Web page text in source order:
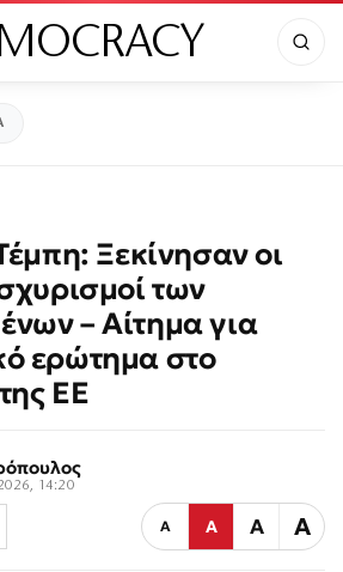
Ξεκίνησαν οι
των
– Αίτημα για
ερώτημα στο
ΕΕ
14:20
Α Α Α Α